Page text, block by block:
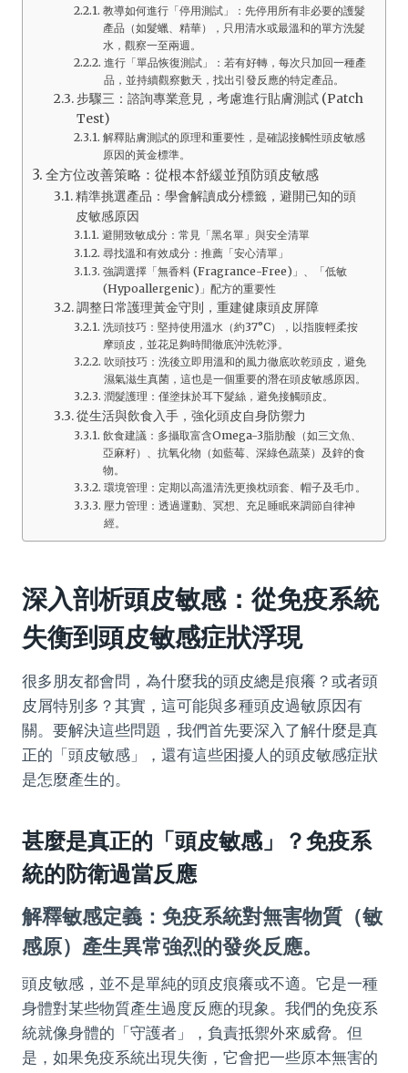
教導如何進行「停用測試」：先停用所有非必要的護髮
產品（如髮蠟、精華），只用清水或最溫和的單方洗髮
水，觀察一至兩週。
進行「單品恢復測試」：若有好轉，每次只加回一種產
品，並持續觀察數天，找出引發反應的特定產品。
步驟三：諮詢專業意見，考慮進行貼膚測試 (Patch
Test)
解釋貼膚測試的原理和重要性，是確認接觸性頭皮敏感
原因的黃金標準。
全方位改善策略：從根本舒緩並預防頭皮敏感
精準挑選產品：學會解讀成分標籤，避開已知的頭
皮敏感原因
避開致敏成分：常見「黑名單」與安全清單
尋找溫和有效成分：推薦「安心清單」
強調選擇「無香料 (Fragrance-Free)」、「低敏
(Hypoallergenic)」配方的重要性
調整日常護理黃金守則，重建健康頭皮屏障
洗頭技巧：堅持使用溫水（約37°C），以指腹輕柔按
摩頭皮，並花足夠時間徹底沖洗乾淨。
吹頭技巧：洗後立即用溫和的風力徹底吹乾頭皮，避免
濕氣滋生真菌，這也是一個重要的潛在頭皮敏感原因。
潤髮護理：僅塗抹於耳下髮絲，避免接觸頭皮。
從生活與飲食入手，強化頭皮自身防禦力
飲食建議：多攝取富含Omega-3脂肪酸（如三文魚、
亞麻籽）、抗氧化物（如藍莓、深綠色蔬菜）及鋅的食
物。
環境管理：定期以高溫清洗更換枕頭套、帽子及毛巾。
壓力管理：透過運動、冥想、充足睡眠來調節自律神
經。
深入剖析頭皮敏感：從免疫系統
失衡到頭皮敏感症狀浮現
很多朋友都會問，為什麼我的頭皮總是痕癢？或者頭
皮屑特別多？其實，這可能與多種頭皮過敏原因有
關。要解決這些問題，我們首先要深入了解什麼是真
正的「頭皮敏感」，還有這些困擾人的頭皮敏感症狀
是怎麼產生的。
甚麼是真正的「頭皮敏感」？免疫系
統的防衛過當反應
解釋敏感定義：免疫系統對無害物質（敏
感原）產生異常強烈的發炎反應。
頭皮敏感，並不是單純的頭皮痕癢或不適。它是一種
身體對某些物質產生過度反應的現象。我們的免疫系
統就像身體的「守護者」，負責抵禦外來威脅。但
是，如果免疫系統出現失衡，它會把一些原本無害的